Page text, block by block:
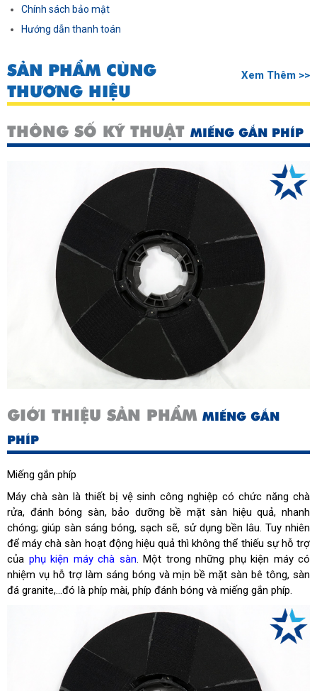
Chính sách bảo mật
Hướng dẫn thanh toán
SẢN PHẨM CÙNG
THƯƠNG HIỆU
Xem Thêm >>
THÔNG SỐ KỸ THUẬT MIẾNG GẮN PHÍP
GIỚI THIỆU SẢN PHẨM MIẾNG GẮN
PHÍP
Miếng gắn phíp
Máy chà sàn là thiết bị vệ sinh công nghiệp có chức năng chà
rửa, đánh bóng sàn, bảo dưỡng bề mặt sàn hiệu quả, nhanh
chóng; giúp sàn sáng bóng, sạch sẽ, sử dụng bền lâu. Tuy nhiên
để máy chà sàn hoạt động hiệu quả thì không thể thiếu sự hỗ trợ
của phụ kiện máy chà sàn. Một trong những phụ kiện máy có
nhiệm vụ hỗ trợ làm sáng bóng và mịn bề mặt sàn bê tông, sàn
đá granite,...đó là phíp mài, phíp đánh bóng và miếng gắn phíp.